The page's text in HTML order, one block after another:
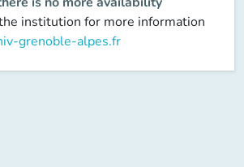
institution for more information
grenoble-alpes.fr